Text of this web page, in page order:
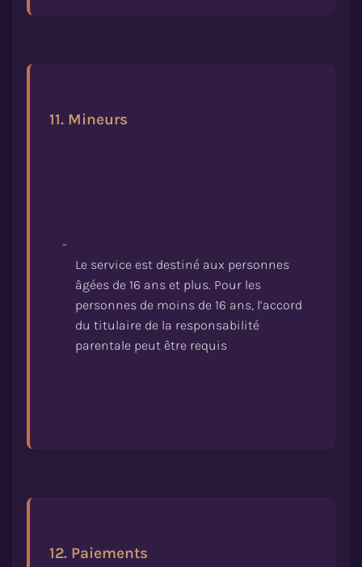
11. Mineurs
-
Le service est destiné aux personnes
âgées de 16 ans et plus. Pour les
personnes de moins de 16 ans, l’accord
du titulaire de la responsabilité
12. Paiements